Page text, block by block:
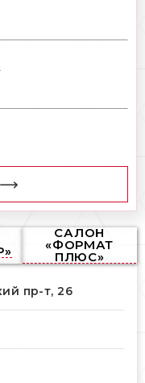
САЛОН
«ФОРМАТ
ПЛЮС»
пр-т, 26